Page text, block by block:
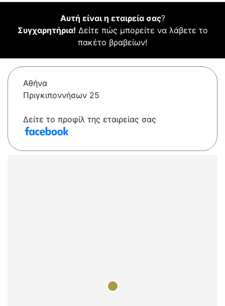
Αυτή είναι η εταιρεία σας?
Συγχαρητήρια! Δείτε πώς μπορείτε να λάβετε το
πακέτο βραβείων!
Αθήνα
Πριγκιποννήσων 25
Δείτε το προφίλ της εταιρείας σας